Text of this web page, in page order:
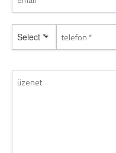
Select *